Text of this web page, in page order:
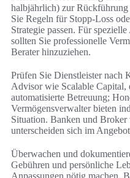
halbjährlich) zur
Sie Regeln für Stopp-Loss
Strategie passen. Für
sollten Sie professionelle
Berater hinzuziehen.
Prüfen Sie Dienstleister nach
Advisor wie Scalable Capital,
automatisierte Betreuung;
Vermögensverwalter bieten
Situation. Banken und
unterscheiden sich im
Überwachen und
Gebühren und persönliche